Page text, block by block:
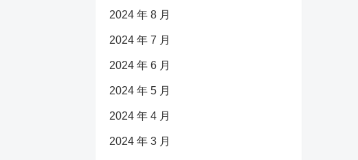
2024 年 8 月
2024 年 7 月
2024 年 6 月
2024 年 5 月
2024 年 4 月
2024 年 3 月